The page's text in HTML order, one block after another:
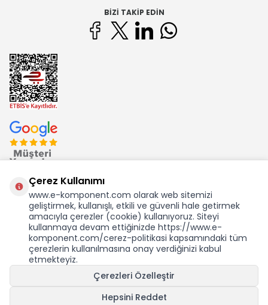
KDV Dahil Birim Fiyat
BIZI TAKIP EDIN
Ekom Elk. Elektronik San. ve Tic. A.Ş.'nin Tescilli Bir Markasıdır
Çerez Kullanımı
www.e-komponent.com olarak web sitemizi
geliştirmek, kullanışlı, etkili ve güvenli hale getirmek
amacıyla çerezler (cookie) kullanıyoruz. Siteyi
kullanmaya devam ettiğinizde https://www.e-
komponent.com/cerez-politikasi kapsamındaki tüm
çerezlerin kullanılmasına onay verdiğinizi kabul
etmekteyiz.
Çerezleri Özelleştir
Hepsini Reddet